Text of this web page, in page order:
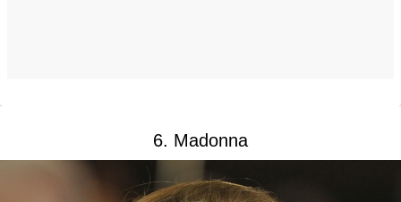
6. Madonna